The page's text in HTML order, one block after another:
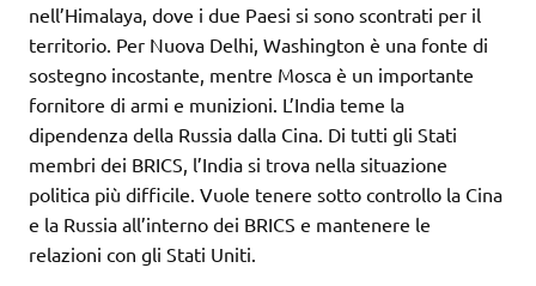
nell’Himalaya, dove i due Paesi si sono scontrati per il
territorio. Per Nuova Delhi, Washington è una fonte di
sostegno incostante, mentre Mosca è un importante
fornitore di armi e munizioni. L’India teme la
dipendenza della Russia dalla Cina. Di tutti gli Stati
membri dei BRICS, l’India si trova nella situazione
politica più difficile. Vuole tenere sotto controllo la Cina
e la Russia all’interno dei BRICS e mantenere le
relazioni con gli Stati Uniti.